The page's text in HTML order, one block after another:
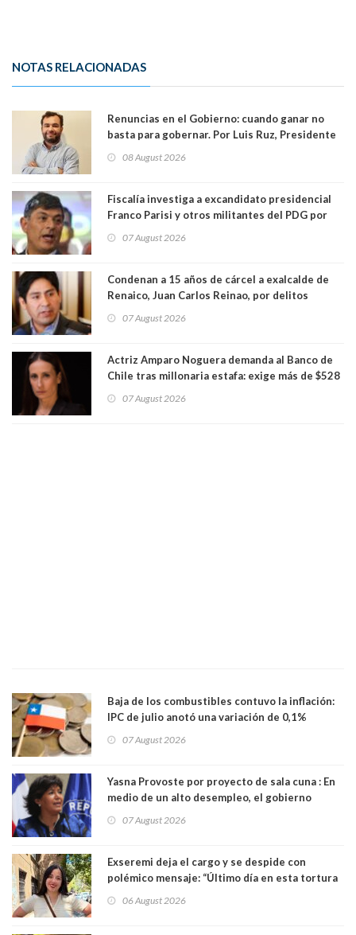
NOTAS RELACIONADAS
Renuncias en el Gobierno: cuando ganar no
basta para gobernar. Por Luis Ruz, Presidente
08 August 2026
Fiscalía investiga a excandidato presidencial
Franco Parisi y otros militantes del PDG por
07 August 2026
Condenan a 15 años de cárcel a exalcalde de
Renaico, Juan Carlos Reinao, por delitos
07 August 2026
Actriz Amparo Noguera demanda al Banco de
Chile tras millonaria estafa: exige más de $528
07 August 2026
Baja de los combustibles contuvo la inflación:
IPC de julio anotó una variación de 0,1%
07 August 2026
Yasna Provoste por proyecto de sala cuna : En
medio de un alto desempleo, el gobierno
07 August 2026
Exseremi deja el cargo y se despide con
polémico mensaje: “Último día en esta tortura
06 August 2026